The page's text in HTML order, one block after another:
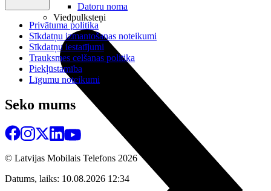
Datoru noma
Viedpulksteņi
Privātuma politika
Sīkdatņu izmantošanas noteikumi
Sīkdatņu iestatījumi
Trauksmes celšanas politika
Piekļūstamība
Līgumu noteikumi
Seko mums
© Latvijas Mobilais Telefons 2026
Datums, laiks: 10.08.2026 12:34